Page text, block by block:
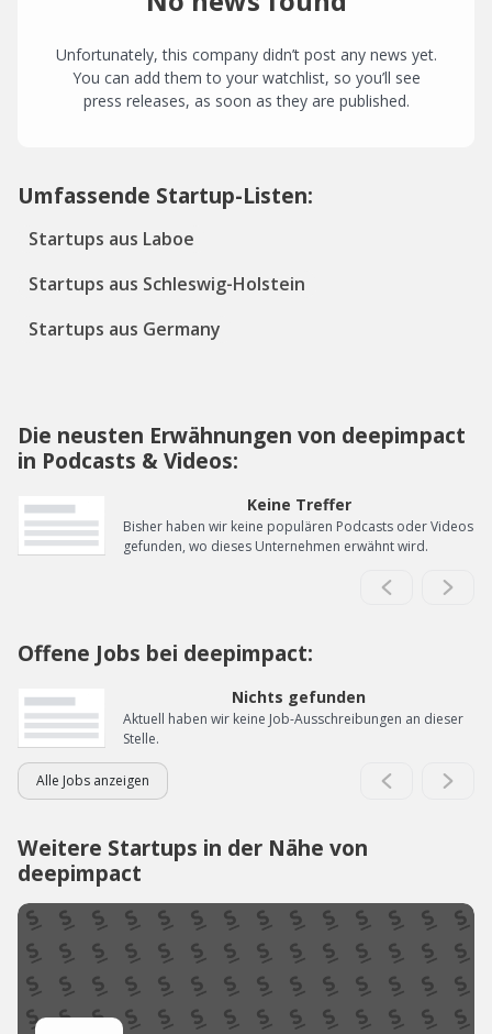
Unfortunately, this company didn’t post any news yet.
You can add them to your watchlist, so you’ll see
press releases, as soon as they are published.
Umfassende Startup-Listen:
Startups aus Laboe
Startups aus Schleswig-Holstein
Startups aus Germany
Die neusten Erwähnungen von deepimpact
in Podcasts & Videos:
Keine Treffer
Bisher haben wir keine populären Podcasts oder Videos
gefunden, wo dieses Unternehmen erwähnt wird.
Offene Jobs bei deepimpact:
Nichts gefunden
Aktuell haben wir keine Job-Ausschreibungen an dieser
Stelle.
Alle Jobs anzeigen
Weitere Startups in der Nähe von
deepimpact